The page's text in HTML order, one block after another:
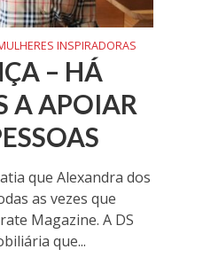
INSPIRADORAS
– HÁ
A APOIAR
que Alexandra dos
as vezes que
Magazine. A DS
que...